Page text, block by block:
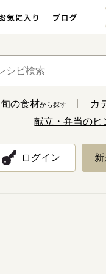
旬の食材から探す カ
献立・弁当のヒ
ログイン